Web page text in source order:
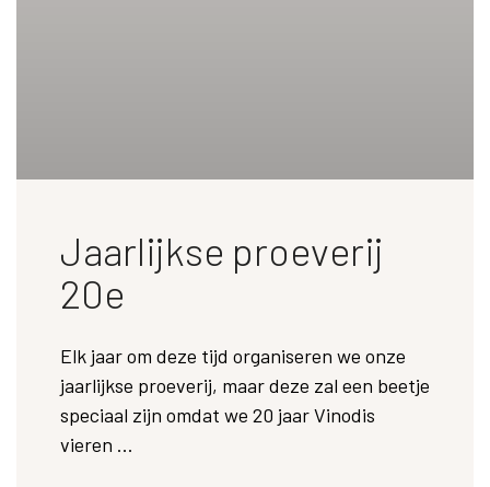
Jaarlijkse proeverij
20e
Elk jaar om deze tijd organiseren we onze
jaarlijkse proeverij, maar deze zal een beetje
speciaal zijn omdat we 20 jaar Vinodis
vieren ...